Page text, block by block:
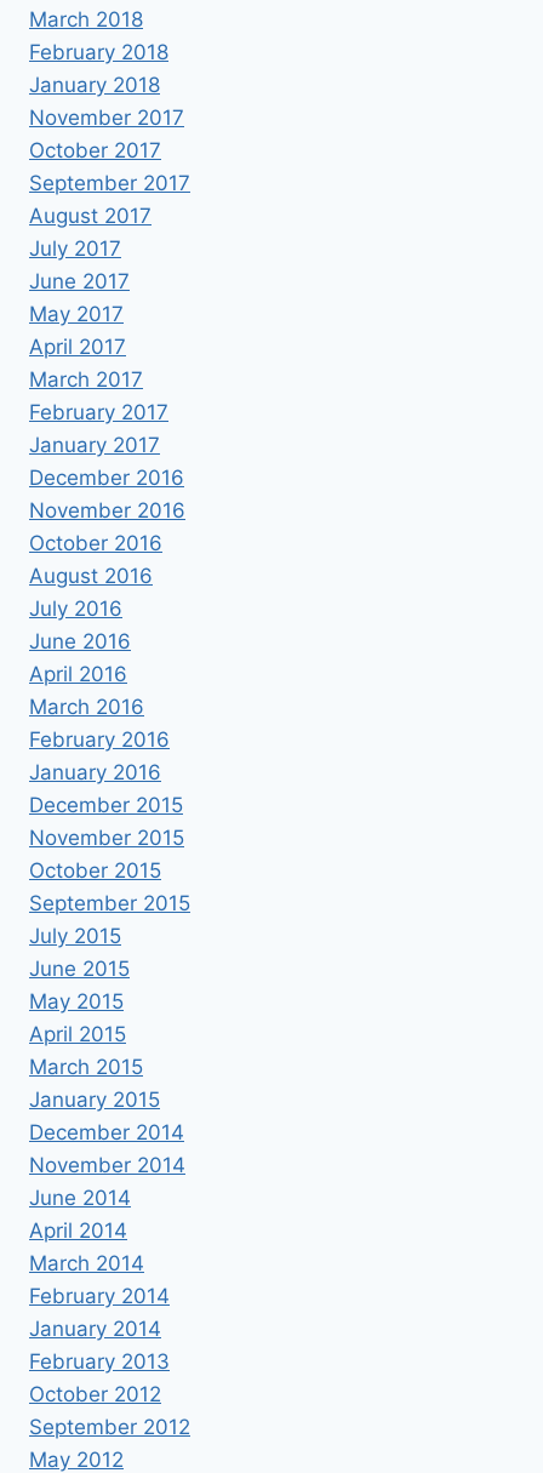
March 2018
February 2018
January 2018
November 2017
October 2017
September 2017
August 2017
July 2017
June 2017
May 2017
April 2017
March 2017
February 2017
January 2017
December 2016
November 2016
October 2016
August 2016
July 2016
June 2016
April 2016
March 2016
February 2016
January 2016
December 2015
November 2015
October 2015
September 2015
July 2015
June 2015
May 2015
April 2015
March 2015
January 2015
December 2014
November 2014
June 2014
April 2014
March 2014
February 2014
January 2014
February 2013
October 2012
September 2012
May 2012